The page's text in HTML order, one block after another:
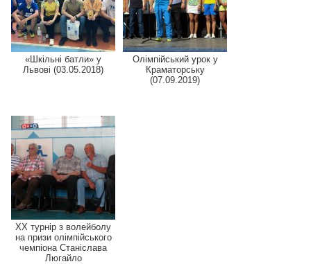
«Шкільні батли» у
Львові (03.05.2018)
Олімпійський урок у
Краматорську
(07.09.2019)
XX турнір з волейболу
на призи олімпійського
чемпіона Станіслава
Люгайло